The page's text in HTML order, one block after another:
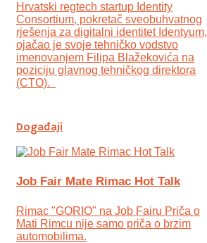
Hrvatski regtech startup Identity
Consortium, pokretač sveobuhvatnog
rješenja za digitalni identitet Identyum,
ojаčao je svoje tehničko vodstvo
imenovanjem Filipa Blažekovića na
poziciju glavnog tehničkog direktora
(CTO).
Događaji
Job Fair Mate Rimac Hot Talk
Rimac "GORIO" na Job Fairu Priča o
Mati Rimcu nije samo priča o brzim
automobilima.